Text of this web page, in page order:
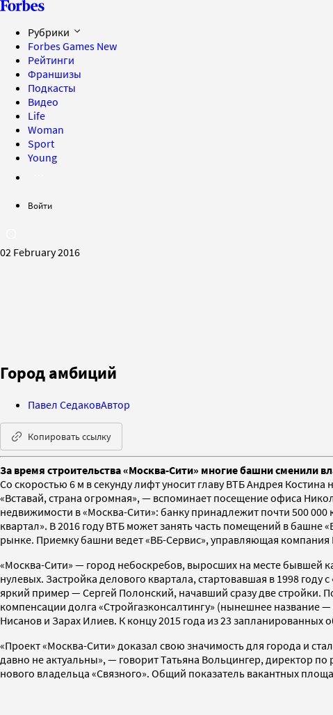
Рубрики
Forbes Games New
Рейтинги
Франшизы
Подкасты
Видео
Life
Woman
Sport
Young
Войти
02 February 2016
Город амбиций
Павел СедаковАвтор
Копировать ссылку
За время строительства «Москва-Сити» многие башни сменили
Со скоростью 6 м в секунду лифт уносит главу ВТБ Андрея
«Вставай, страна огромная», — вспоминает посещение офиса
недвижимости в «Москва-Сити»: банку принадлежит почти 500
квартал». В 2016 году ВТБ может занять часть помещений в башне
рынке. Приемку башни ведет «ВБ-Сервис», управляющая
«Москва-Сити» — город небоскребов, выросших на месте бывшей
нулевых. Застройка делового квартала, стартовавшая в 1998
яркий пример — Сергей Полонский, начавший сразу две стройки.
компенсации долга «Стройгазконсалтингу» (нынешнее название
Нисанов и Зарах Илиев. К концу 2015 года из 23 запланированных
«Проект «Москва-Сити» доказал свою значимость для города и
давно не актуальны», — говорит Татьяна Вольцингер, директор
нового владельца «Связного». Общий показатель вакантных